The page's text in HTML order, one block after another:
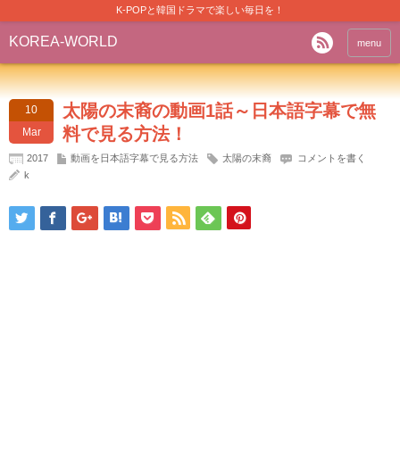
K-POPと韓国ドラマで楽しい毎日を！
KOREA-WORLD menu
10
Mar
太陽の末裔の動画1話～日本語字幕で無
料で見る方法！
2017 動画を日本語字幕で見る方法 太陽の末裔
コメントを書く
k